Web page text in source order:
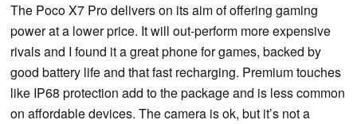
The Poco X7 Pro delivers on its aim of offering gaming
power at a lower price. It will out-perform more expensive
rivals and I found it a great phone for games, backed by
good battery life and that fast recharging. Premium touches
like IP68 protection add to the package and is less common
on affordable devices. The camera is ok, but it’s not a